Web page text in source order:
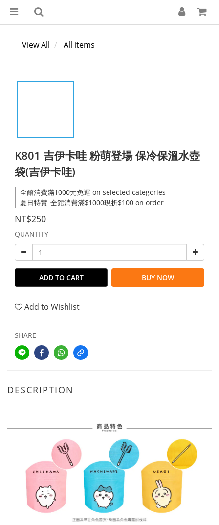
View All All items
K801 吉伊卡哇 粉萌登場 保冷保溫水壺
袋(吉伊卡哇)
全館消費滿1000元免運 on selected categories
夏日特賞_全館消費滿$1000現折$100 on order
NT$250
QUANTITY
ADD TO CART BUY NOW
Add to Wishlist
SHARE
DESCRIPTION